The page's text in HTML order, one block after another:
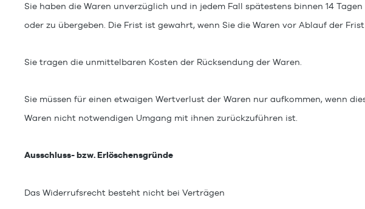
Sie haben die Waren unverzüglich und in jedem Fall spätestens binnen 14 Tagen
oder zu übergeben. Die Frist ist gewahrt, wenn Sie die Waren vor Ablauf der
Sie tragen die unmittelbaren Kosten der Rücksendung der Waren.
Sie müssen für einen etwaigen Wertverlust der Waren nur aufkommen, wenn
Waren nicht notwendigen Umgang mit ihnen zurückzuführen ist.
Ausschluss- bzw. Erlöschensgründe
Das Widerrufsrecht besteht nicht bei Verträgen